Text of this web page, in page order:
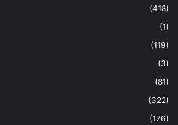
(418)
(1)
(119)
(3)
(81)
(322)
(176)